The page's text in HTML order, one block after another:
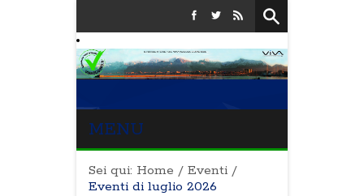
MENU
Sei qui: Home / Eventi /
Eventi di luglio 2026